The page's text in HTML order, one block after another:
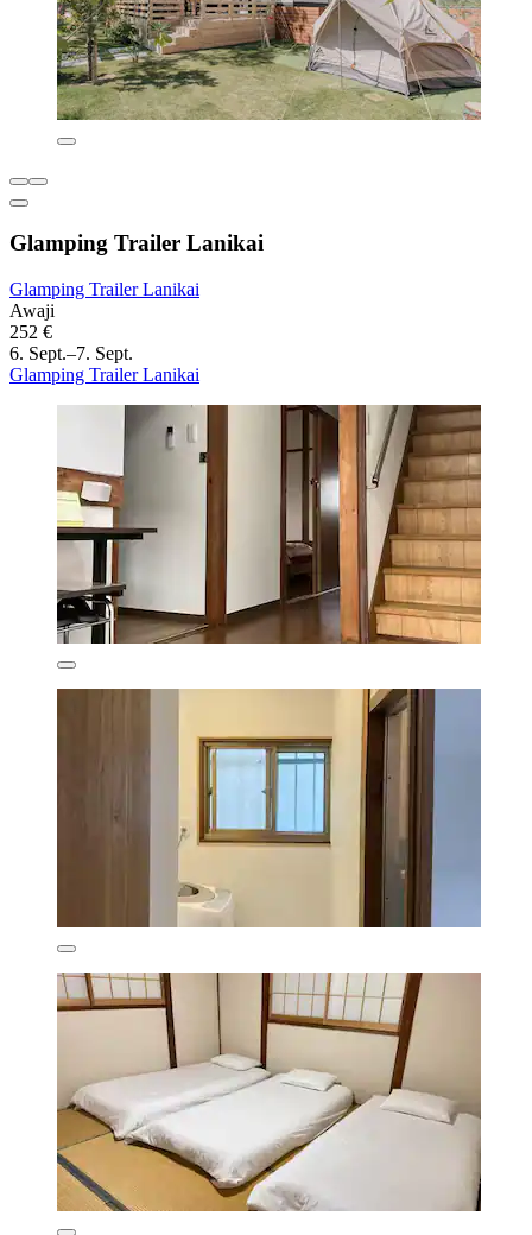
Glamping Trailer Lanikai
Glamping Trailer Lanikai
Awaji
252 €
6. Sept.–7. Sept.
Glamping Trailer Lanikai